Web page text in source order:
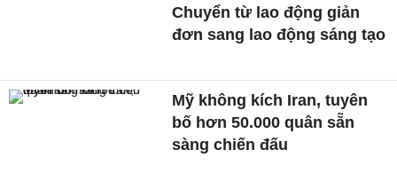
Chuyển từ lao động giản
đơn sang lao động sáng tạo
Mỹ không kích Iran, tuyên
bố hơn 50.000 quân sẵn
sàng chiến đấu